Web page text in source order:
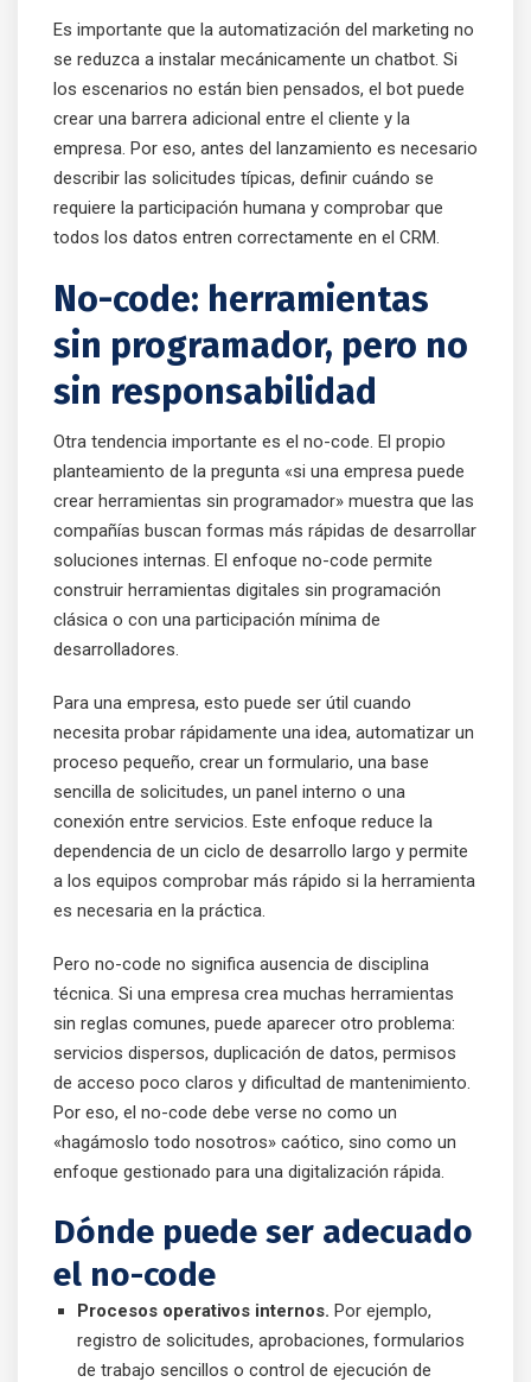
Es importante que la automatización del marketing no
se reduzca a instalar mecánicamente un chatbot. Si
los escenarios no están bien pensados, el bot puede
crear una barrera adicional entre el cliente y la
empresa. Por eso, antes del lanzamiento es necesario
describir las solicitudes típicas, definir cuándo se
requiere la participación humana y comprobar que
todos los datos entren correctamente en el CRM.
No-code: herramientas
sin programador, pero no
sin responsabilidad
Otra tendencia importante es el no-code. El propio
planteamiento de la pregunta «si una empresa puede
crear herramientas sin programador» muestra que las
compañías buscan formas más rápidas de desarrollar
soluciones internas. El enfoque no-code permite
construir herramientas digitales sin programación
clásica o con una participación mínima de
desarrolladores.
Para una empresa, esto puede ser útil cuando
necesita probar rápidamente una idea, automatizar un
proceso pequeño, crear un formulario, una base
sencilla de solicitudes, un panel interno o una
conexión entre servicios. Este enfoque reduce la
dependencia de un ciclo de desarrollo largo y permite
a los equipos comprobar más rápido si la herramienta
es necesaria en la práctica.
Pero no-code no significa ausencia de disciplina
técnica. Si una empresa crea muchas herramientas
sin reglas comunes, puede aparecer otro problema:
servicios dispersos, duplicación de datos, permisos
de acceso poco claros y dificultad de mantenimiento.
Por eso, el no-code debe verse no como un
«hagámoslo todo nosotros» caótico, sino como un
enfoque gestionado para una digitalización rápida.
Dónde puede ser adecuado
el no-code
Procesos operativos internos. Por ejemplo,
registro de solicitudes, aprobaciones, formularios
de trabajo sencillos o control de ejecución de